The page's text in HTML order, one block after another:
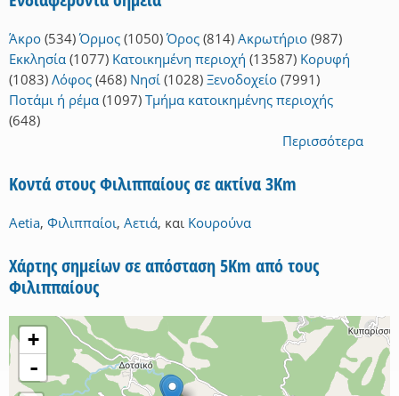
Άκρο (534) Όρμος (1050) Όρος (814) Ακρωτήριο (987)
Εκκλησία (1077) Κατοικημένη περιοχή (13587) Κορυφή
(1083) Λόφος (468) Νησί (1028) Ξενοδοχείο (7991)
Ποτάμι ή ρέμα (1097) Τμήμα κατοικημένης περιοχής
(648)
Περισσότερα
Κοντά στους Φιλιππαίους σε ακτίνα 3Km
Aetia, Φιλιππαίοι, Αετιά, και Κουρούνα
Χάρτης σημείων σε απόσταση 5Km από τους
Φιλιππαίους
+
-